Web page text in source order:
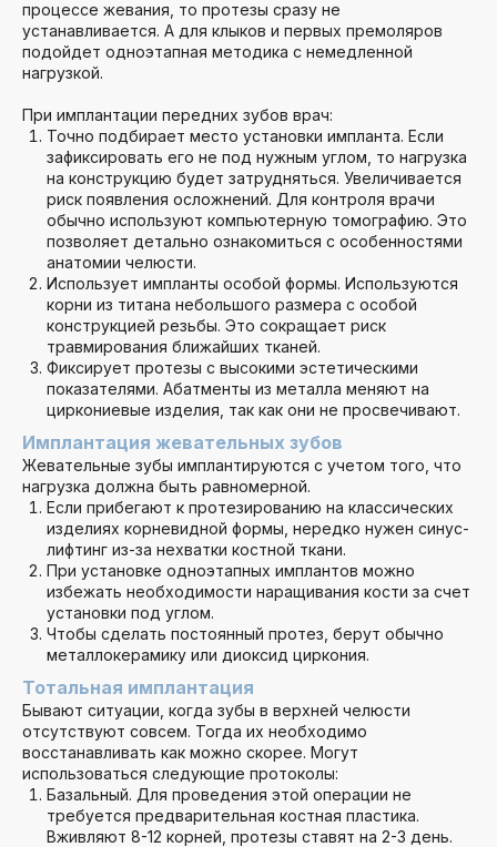
процессе жевания, то протезы сразу не
устанавливается. А для клыков и первых премоляров
подойдет одноэтапная методика с немедленной
нагрузкой.
При имплантации передних зубов врач:
Точно подбирает место установки импланта. Если
зафиксировать его не под нужным углом, то нагрузка
на конструкцию будет затрудняться. Увеличивается
риск появления осложнений. Для контроля врачи
обычно используют компьютерную томографию. Это
позволяет детально ознакомиться с особенностями
анатомии челюсти.
Использует импланты особой формы. Используются
корни из титана небольшого размера с особой
конструкцией резьбы. Это сокращает риск
травмирования ближайших тканей.
Фиксирует протезы с высокими эстетическими
показателями. Абатменты из металла меняют на
циркониевые изделия, так как они не просвечивают.
Имплантация жевательных зубов
Жевательные зубы имплантируются с учетом того, что
нагрузка должна быть равномерной.
Если прибегают к протезированию на классических
изделиях корневидной формы, нередко нужен синус-
лифтинг из-за нехватки костной ткани.
При установке одноэтапных имплантов можно
избежать необходимости наращивания кости за счет
установки под углом.
Чтобы сделать постоянный протез, берут обычно
металлокерамику или диоксид циркония.
Тотальная имплантация
Бывают ситуации, когда зубы в верхней челюсти
отсутствуют совсем. Тогда их необходимо
восстанавливать как можно скорее. Могут
использоваться следующие протоколы:
Базальный. Для проведения этой операции не
требуется предварительная костная пластика.
Вживляют 8-12 корней, протезы ставят на 2-3 день.